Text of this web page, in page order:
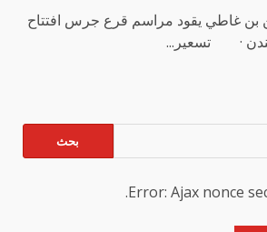
غاطي يقود مراسم قرع جرس افتتاح
· تسعير...
Error: Ajax nonce